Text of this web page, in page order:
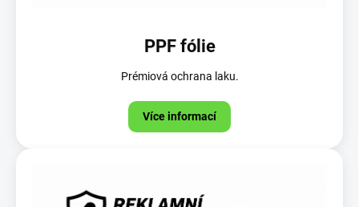
PPF fólie
Prémiová ochrana laku.
Více informací